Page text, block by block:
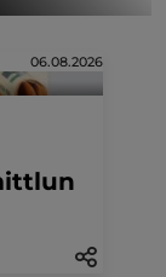
06.08.2026